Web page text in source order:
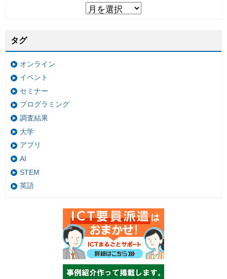
タグ
オンライン
イベント
セミナー
プログラミング
調査結果
大学
アプリ
AI
STEM
英語